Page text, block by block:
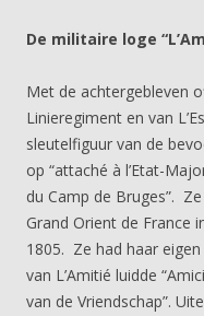
De militaire loge
Met de achtergebleven
Linieregiment en van
sleutelfiguur van de
op “attaché à l’Etat-
du Camp de Bruges”.
Grand Orient de France
1805. Ze had haar
van L’Amitié luidde
van de Vriendschap”.